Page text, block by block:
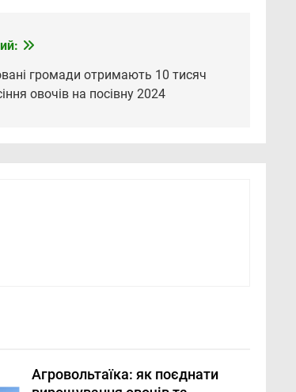
громади отримають 10 тисяч
овочів на посівну 2024
Агровольтаїка: як поєднати